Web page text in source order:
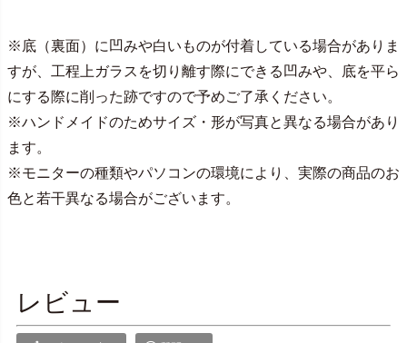
※底（裏面）に凹みや白いものが付着している場合がありま
すが、工程上ガラスを切り離す際にできる凹みや、底を平ら
にする際に削った跡ですので予めご了承ください。
※ハンドメイドのためサイズ・形が写真と異なる場合があり
ます。
※モニターの種類やパソコンの環境により、実際の商品のお
色と若干異なる場合がございます。
レビュー